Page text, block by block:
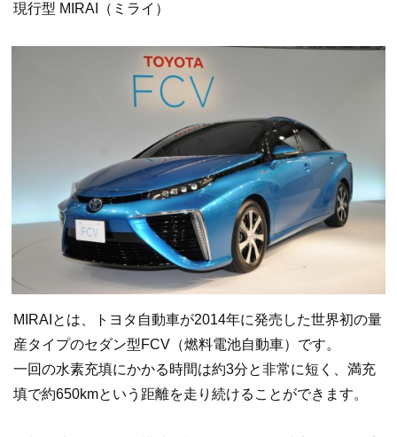
現行型 MIRAI（ミライ）
MIRAIとは、トヨタ自動車が2014年に発売した世界初の量
産タイプのセダン型FCV（燃料電池自動車）です。
一回の水素充填にかかる時間は約3分と非常に短く、満充
填で約650kmという距離を走り続けることができます。